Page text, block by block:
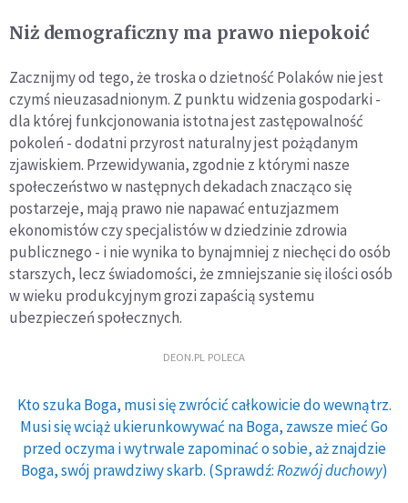
Niż demograficzny ma prawo niepokoić
Zacznijmy od tego, że troska o dzietność Polaków nie jest
czymś nieuzasadnionym. Z punktu widzenia gospodarki -
dla której funkcjonowania istotna jest zastępowalność
pokoleń - dodatni przyrost naturalny jest pożądanym
zjawiskiem. Przewidywania, zgodnie z którymi nasze
społeczeństwo w następnych dekadach znacząco się
postarzeje, mają prawo nie napawać entuzjazmem
ekonomistów czy specjalistów w dziedzinie zdrowia
publicznego - i nie wynika to bynajmniej z niechęci do osób
starszych, lecz świadomości, że zmniejszanie się ilości osób
w wieku produkcyjnym grozi zapaścią systemu
ubezpieczeń społecznych.
DEON.PL POLECA
Kto szuka Boga, musi się zwrócić całkowicie do wewnątrz.
Musi się wciąż ukierunkowywać na Boga, zawsze mieć Go
przed oczyma i wytrwale zapominać o sobie, aż znajdzie
Boga, swój prawdziwy skarb. (Sprawdź:Rozwój duchowy)